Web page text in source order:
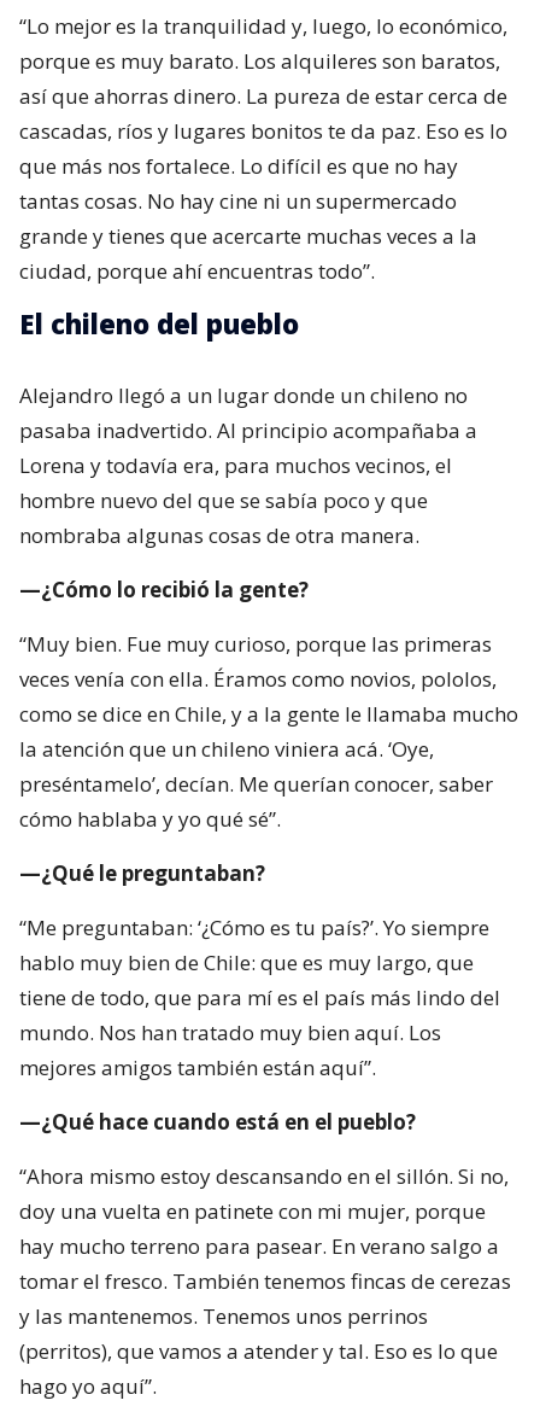
“Lo mejor es la tranquilidad y, luego, lo económico,
porque es muy barato. Los alquileres son baratos,
así que ahorras dinero. La pureza de estar cerca de
cascadas, ríos y lugares bonitos te da paz. Eso es lo
que más nos fortalece. Lo difícil es que no hay
tantas cosas. No hay cine ni un supermercado
grande y tienes que acercarte muchas veces a la
ciudad, porque ahí encuentras todo”.
El chileno del pueblo
Alejandro llegó a un lugar donde un chileno no
pasaba inadvertido. Al principio acompañaba a
Lorena y todavía era, para muchos vecinos, el
hombre nuevo del que se sabía poco y que
nombraba algunas cosas de otra manera.
—¿Cómo lo recibió la gente?
“Muy bien. Fue muy curioso, porque las primeras
veces venía con ella. Éramos como novios, pololos,
como se dice en Chile, y a la gente le llamaba mucho
la atención que un chileno viniera acá. ‘Oye,
preséntamelo’, decían. Me querían conocer, saber
cómo hablaba y yo qué sé”.
—¿Qué le preguntaban?
“Me preguntaban: ‘¿Cómo es tu país?’. Yo siempre
hablo muy bien de Chile: que es muy largo, que
tiene de todo, que para mí es el país más lindo del
mundo. Nos han tratado muy bien aquí. Los
mejores amigos también están aquí”.
—¿Qué hace cuando está en el pueblo?
“Ahora mismo estoy descansando en el sillón. Si no,
doy una vuelta en patinete con mi mujer, porque
hay mucho terreno para pasear. En verano salgo a
tomar el fresco. También tenemos fincas de cerezas
y las mantenemos. Tenemos unos perrinos
(perritos), que vamos a atender y tal. Eso es lo que
hago yo aquí”.